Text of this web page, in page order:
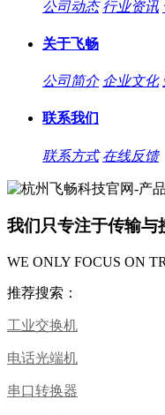
公司动态 行业资讯
关于飞畅
公司简介 企业文化
联系我们
联系方式 在线反馈
我们只专注于传输与
WE ONLY FOCUS ON
推荐搜索：
工业交换机
电话光端机
串口转换器